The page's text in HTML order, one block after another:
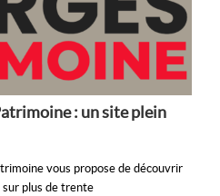
: un site plein
vous propose de découvrir
sur plus de trente